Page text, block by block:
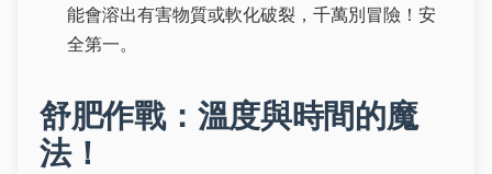
能會溶出有害物質或軟化破裂，千萬別冒險！安
全第一。
舒肥作戰：溫度與時間的魔
法！